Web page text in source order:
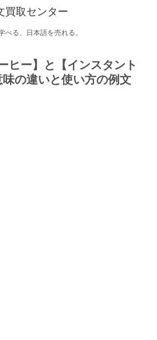
買取センター
べる、日本語を売れる。
ヒー】と【インスタント
の違いと使い方の例文